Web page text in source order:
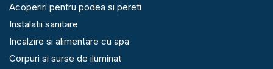
Acoperiri pentru podea si pereti
Instalatii sanitare
Incalzire si alimentare cu apa
Corpuri si surse de iluminat